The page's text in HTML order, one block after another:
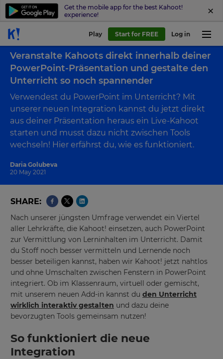
Get the mobile app for the best Kahoot!
experience!
Play Start for FREE Log in
Daria Golubeva
20 May 2021
Veranstalte Kahoots direkt innerhalb deiner
PowerPoint-Präsentation und gestalte den
Unterricht so noch spannender
Verwendest du PowerPoint im Unterricht? Mit
unserer neuen Integration kannst du jetzt direkt
aus deiner Präsentation heraus ein Live-Kahoot
starten und musst dazu nicht zwischen Tools
wechseln! Hier erfährst du, wie es funktioniert.
SHARE
Nach unserer jüngsten Umfrage verwendet ein Viertel
aller Lehrkräfte, die Kahoot! einsetzen, auch PowerPoint
zur Vermittlung von Lerninhalten im Unterricht. Damit
du Stoff noch besser vermitteln und Lernende noch
besser beteiligen kannst, haben wir Kahoot! jetzt nahtlos
und ohne Umschalten zwischen Fenstern in PowerPoint
integriert. Ob im Klassenraum, virtuell oder gemischt,
mit unserem neuen Add-in kannst du den Unterricht
wirklich interaktiv gestalten und dazu deine
bevorzugten Tools gemeinsam nutzen!
So funktioniert die neue
Integration